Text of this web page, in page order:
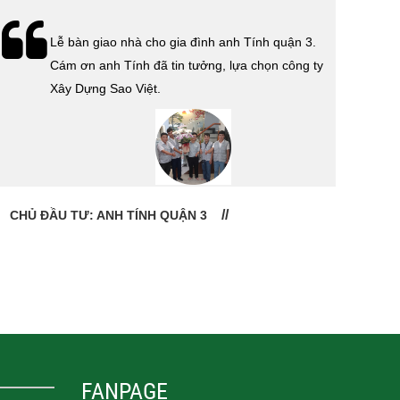
Lễ bàn giao nhà cho gia đình anh Tính quận 3.
Cám ơn anh Tính đã tin tưởng, lựa chọn công ty
Xây Dựng Sao Việt.
CHỦ ĐẦU TƯ: ANH TÍNH QUẬN 3
FANPAGE